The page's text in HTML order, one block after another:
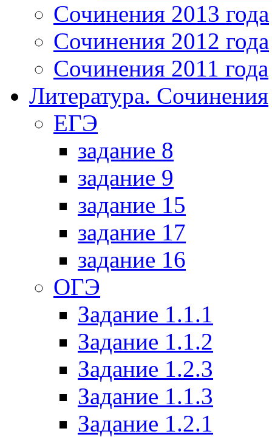
Сочинения 2013 года
Сочинения 2012 года
Сочинения 2011 года
Литература. Сочинения
ЕГЭ
задание 8
задание 9
задание 15
задание 17
задание 16
ОГЭ
Задание 1.1.1
Задание 1.1.2
Задание 1.2.3
Задание 1.1.3
Задание 1.2.1